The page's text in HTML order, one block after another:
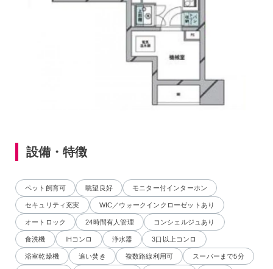
設備・特徴
ペット飼育可 眺望良好 モニター付インターホン
セキュリティ充実 WIC／ウォークインクローゼットあり
オートロック 24時間有人管理 コンシェルジュあり
食洗機 IHコンロ 浄水器 3口以上コンロ
浴室乾燥機 追い焚き 複数路線利用可 スーパーまで5分